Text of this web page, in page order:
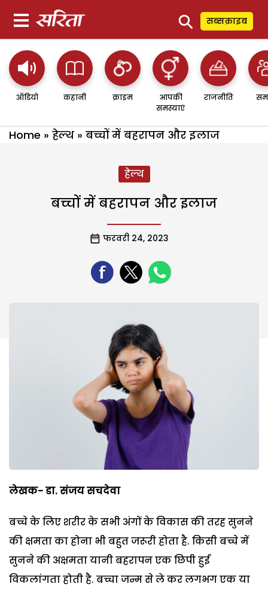
⚲ सब्सक्राइब
ऑडियो कहानी क्राइम
आपकी
समस्याएं
राजनीति
Home » हेल्थ » बच्चों में बहरापन और इलाज
हेल्थ
बच्चों में बहरापन और इलाज
फरवरी 24, 2023
लेखक- डा. संजय सचदेवा
बच्चे के लिए शरीर के सभी अंगों के विकास की तरह सुनने
की क्षमता का होना भी बहुत जरूरी होता है. किसी बच्चे में
सुनने की अक्षमता यानी बहरापन एक छिपी हुई
विकलांगता होती है. बच्चा जन्म से ले कर लगभग एक या